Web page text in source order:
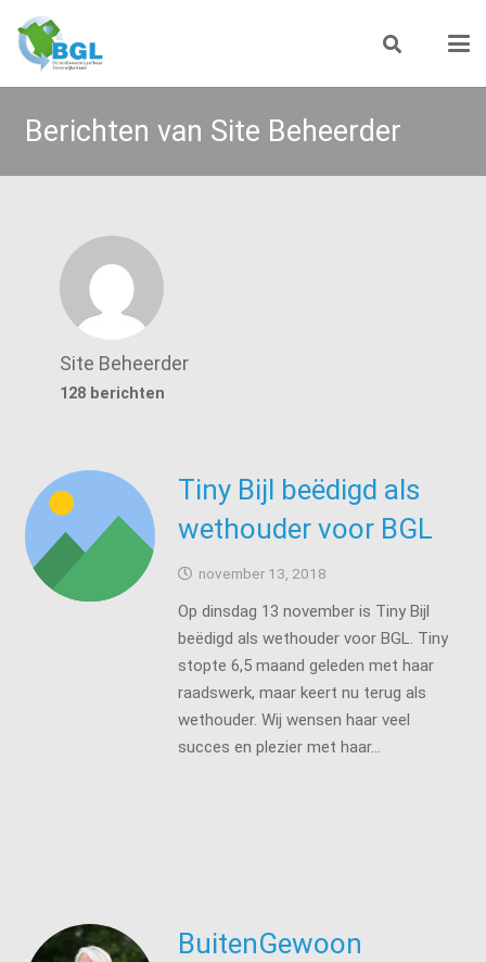
Berichten van Site Beheerder
Site Beheerder
128 berichten
Tiny Bijl beëdigd als
wethouder voor BGL
november 13, 2018
Op dinsdag 13 november is Tiny Bijl
beëdigd als wethouder voor BGL. Tiny
stopte 6,5 maand geleden met haar
raadswerk, maar keert nu terug als
wethouder. Wij wensen haar veel
succes en plezier met haar…
BuitenGewoon